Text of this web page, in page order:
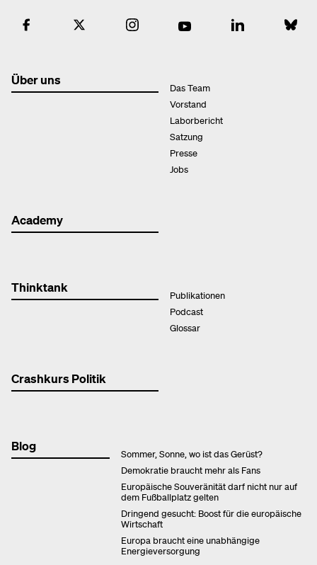
Über uns
Das Team
Vorstand
Laborbericht
Satzung
Presse
Jobs
Academy
Thinktank
Publikationen
Podcast
Glossar
Crashkurs Politik
Blog
Sommer, Sonne, wo ist das Gerüst?
Demokratie braucht mehr als Fans
Europäische Souveränität darf nicht nur auf
dem Fußballplatz gelten
Dringend gesucht: Boost für die europäische
Wirtschaft
Europa braucht eine unabhängige
Energieversorgung